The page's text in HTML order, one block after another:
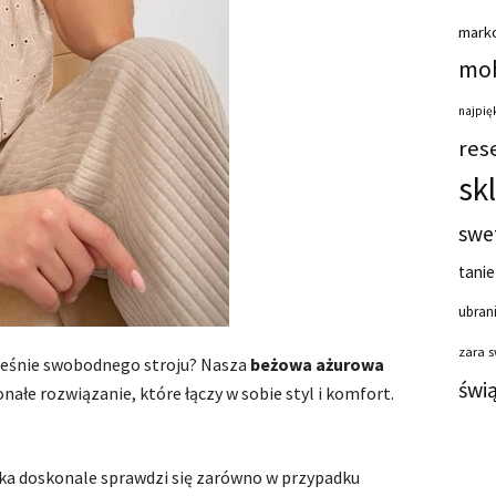
swobodnego stroju? Nasza beżowa ażurowa
rozwiązanie, które łączy w sobie styl i komfort.
doskonale sprawdzi się zarówno w przypadku
zara